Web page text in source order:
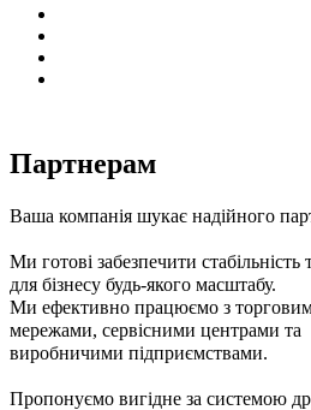
Партнерам
Ваша компанія шукає надійного
Ми готові забезпечити стабільність
для бізнесу будь-якого масштабу.
Ми ефективно працюємо з
мережами, сервісними центрами та
виробничими підприємствами.
Пропонуємо вигідне за системою